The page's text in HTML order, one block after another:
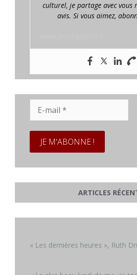
culturel, je partage avec vous
avis. Si vous aimez,
mail
ARTICLES
« Les dernières heures », Ruth